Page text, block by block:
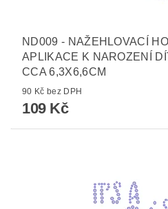
ND009 - NAŽEHLOVACÍ
APLIKACE K NAROZENÍ
CCA 6,3X6,6CM
90 Kč bez DPH
109 Kč